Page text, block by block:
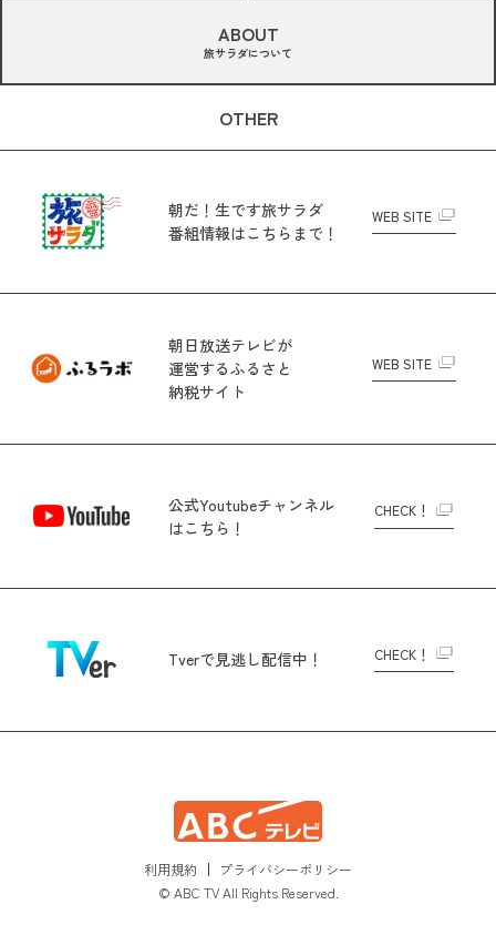
ABOUT
旅サラダについて
OTHER
朝だ！生です旅サラダ
番組情報はこちらまで！
WEB SITE
朝日放送テレビが
運営するふるさと
納税サイト
WEB SITE
公式Youtubeチャンネル
はこちら！
CHECK！
Tverで見逃し配信中！ CHECK！
利用規約
プライバシーポリシー
© ABC TV All Rights Reserved.